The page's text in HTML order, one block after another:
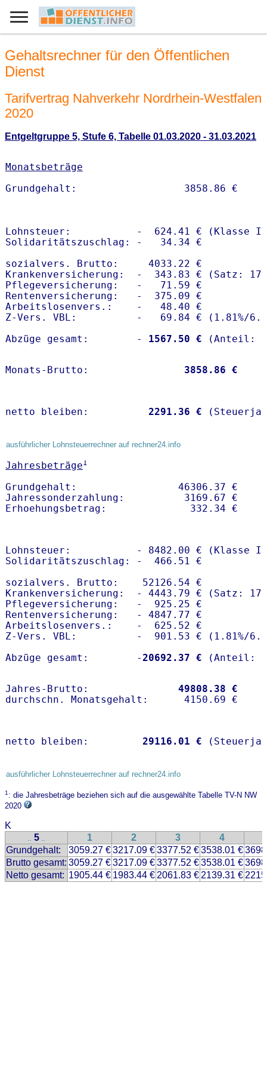
Gehaltsrechner für den Öffentlichen
Dienst
Tarifvertrag Nahverkehr Nordrhein-Westfalen
2020
Entgeltgruppe 5, Stufe 6, Tabelle 01.03.2020 - 31.03.2021
Monatsbeträge
Lohnsteuer:           -  624.41 € (Klasse I)
Solidaritätszuschlag: -   34.34 €
sozialvers. Brutto:     4033.22 €
Krankenversicherung:  -  343.83 € (Satz:
Pflegeversicherung:   -   71.59 €
Rentenversicherung:   -  375.09 €
Arbeitslosenvers.:    -   48.40 €
Z-Vers. VBL:          -   69.84 € ( 1.81%/
Abzüge gesamt:        -
1567.50 €
Monats-Brutto: 3858.86 €
netto bleiben: 2291.36 €
ausführlicher Lohnsteuerrechner auf rechner24.info
Jahresbeträge1
Grundgehalt:                 46306.37 €
Jahressonderzahlung:          3169.67 €
Lohnsteuer:           - 8482.00 € (Klasse I)
Solidaritätszuschlag: -  466.51 €
sozialvers. Brutto:    52126.54 €
Krankenversicherung:  - 4443.79 € (Satz:
Pflegeversicherung:   -  925.25 €
Rentenversicherung:   - 4847.77 €
Arbeitslosenvers.:    -  625.52 €
Z-Vers. VBL:          -  901.53 € ( 1.81%/
Abzüge gesamt:        -20692.37 €
Jahres-Brutto: 49808.38 €
netto bleiben: 29116.01 €
ausführlicher Lohnsteuerrechner auf rechner24.info
1: die Jahresbeträge beziehen sich auf die ausgewählte Tabelle TV-N NW
2020
K
.. 5 .. 1 2 3 4
Grundgehalt:
3059.27 €3217.09 €3377.52 €3538.01 €
Brutto gesamt: 3059.27 €3217.09 €3377.52 €3538.01 €
Netto gesamt: 1905.44 € 1983.44 € 2061.83 € 2139.31 €